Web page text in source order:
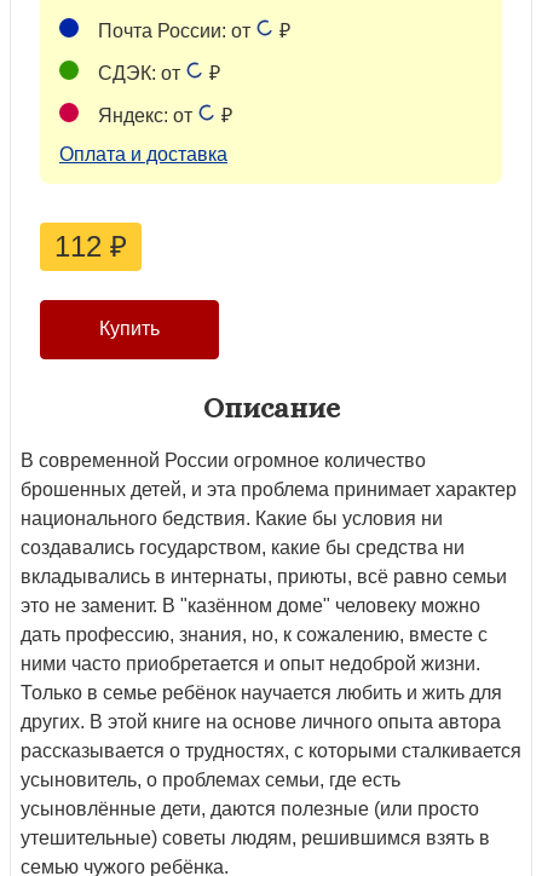
Почта России: от ₽
СДЭК: от ₽
Яндекс: от
₽
Оплата и доставка
112 ₽
Описание
В современной России огромное количество
брошенных детей, и эта проблема принимает характер
национального бедствия. Какие бы условия ни
создавались государством, какие бы средства ни
вкладывались в интернаты, приюты, всё равно семьи
это не заменит. В "казённом доме" человеку можно
дать профессию, знания, но, к сожалению, вместе с
ними часто приобретается и опыт недоброй жизни.
Только в семье ребёнок научается любить и жить для
других. В этой книге на основе личного опыта автора
рассказывается о трудностях, с которыми сталкивается
усыновитель, о проблемах семьи, где есть
усыновлённые дети, даются полезные (или просто
утешительные) советы людям, решившимся взять в
семью чужого ребёнка.